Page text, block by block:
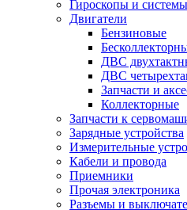
Гироскопы и
Двигатели
Бензиновые
ДВС
ДВС
Запчасти и
Коллекторные
Запчасти к
Зарядные устройства
Измерительные
Кабели и провода
Приемники
Прочая электроника
Разъемы и